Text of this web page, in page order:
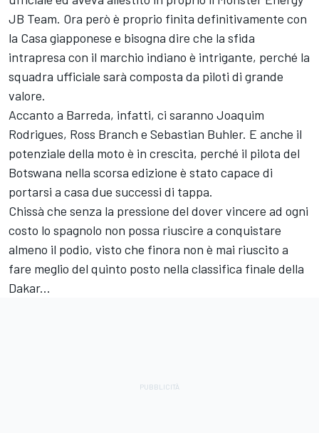
JB Team. Ora però è proprio finita definitivamente con
la Casa giapponese e bisogna dire che la sfida
intrapresa con il marchio indiano è intrigante, perché la
squadra ufficiale sarà composta da piloti di grande
valore.
Accanto a Barreda, infatti, ci saranno Joaquim
Rodrigues, Ross Branch e Sebastian Buhler. E anche il
potenziale della moto è in crescita, perché il pilota del
Botswana nella scorsa edizione è stato capace di
portarsi a casa due successi di tappa.
Chissà che senza la pressione del dover vincere ad ogni
costo lo spagnolo non possa riuscire a conquistare
almeno il podio, visto che finora non è mai riuscito a
fare meglio del quinto posto nella classifica finale della
Dakar...